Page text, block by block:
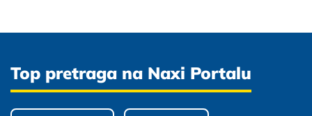
Top pretraga na Naxi Portalu